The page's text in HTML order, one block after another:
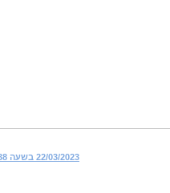
22/03/2023 בשעה 11:38 pm